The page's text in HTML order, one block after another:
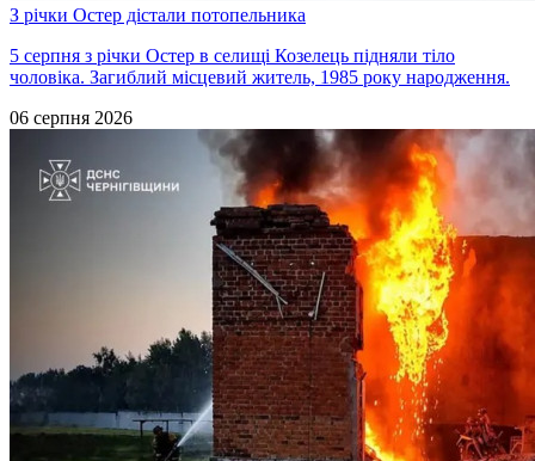
З річки Остер дістали потопельника
5 серпня з річки Остер в селищі Козелець підняли тіло
чоловіка. Загиблий місцевий житель, 1985 року народження.
06 серпня 2026